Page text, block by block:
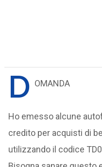
D OMANDA
Ho emesso alcune
credito per acquisti di
utilizzando il codice